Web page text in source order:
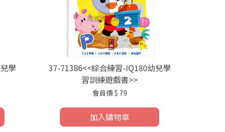
學
37-71386<<綜合練習-IQ180幼兒學
習訓練遊戲書>>
會員價 $ 79
加入購物車